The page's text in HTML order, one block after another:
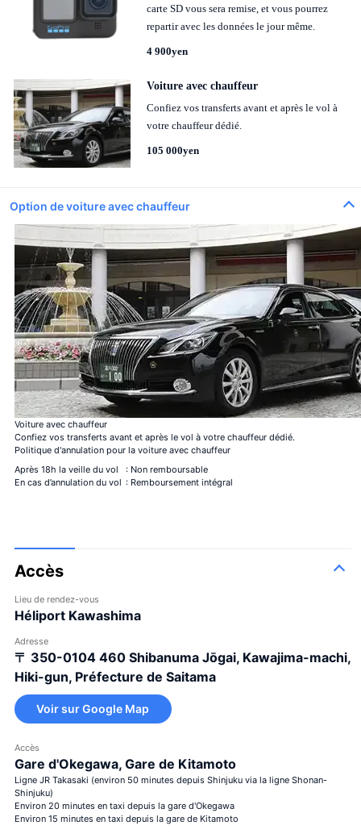
carte SD vous sera remise, et vous pourrez
repartir avec les données le jour même.
4 900yen
Voiture avec chauffeur
Confiez vos transferts avant et après le vol à
votre chauffeur dédié.
105 000yen
Option de voiture avec chauffeur
Voiture avec chauffeur
Confiez vos transferts avant et après le vol à votre chauffeur dédié.
Politique d'annulation pour la voiture avec chauffeur
Après 18h la veille du vol
: Non remboursable
En cas d’annulation du vol : Remboursement intégral
Accès
Lieu de rendez-vous
Héliport Kawashima
Adresse
〒 350-0104 460 Shibanuma Jōgai, Kawajima-machi,
Hiki-gun, Préfecture de Saitama
Voir sur Google Map
Accès
Gare d'Okegawa, Gare de Kitamoto
Ligne JR Takasaki (environ 50 minutes depuis Shinjuku via la ligne Shonan-
Shinjuku)
Environ 20 minutes en taxi depuis la gare d'Okegawa
Environ 15 minutes en taxi depuis la gare de Kitamoto